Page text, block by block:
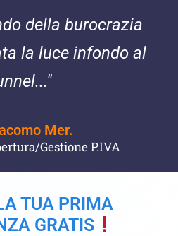
della burocrazia
la luce infondo al
Mer.
Gestione P.IVA
TUA PRIMA
GRATIS